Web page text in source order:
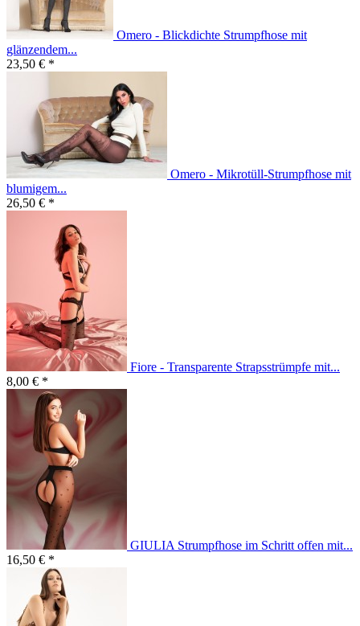
Omero - Blickdichte Strumpfhose mit
glänzendem...
23,50 € *
Omero - Mikrotüll-Strumpfhose mit
blumigem...
26,50 € *
Fiore - Transparente Strapsstrümpfe mit...
8,00 € *
GIULIA Strumpfhose im Schritt offen mit...
16,50 € *